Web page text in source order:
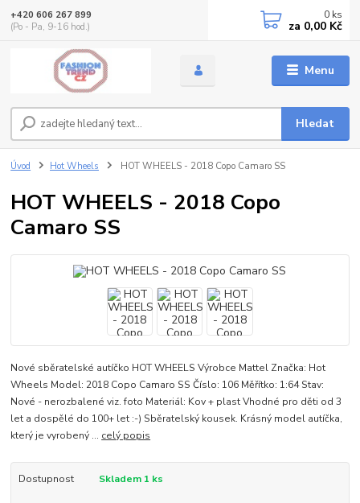
Menu
Hledat
+420 606 267 899
(Po - Pa, 9-16 hod.)
0 ks
za 0,00 Kč
Úvod Hot Wheels HOT WHEELS - 2018 Copo Camaro SS
HOT WHEELS - 2018 Copo
Camaro SS
Nové sběratelské autíčko HOT WHEELS Výrobce Mattel Značka: Hot
Wheels Model: 2018 Copo Camaro SS Číslo: 106 Měřítko: 1:64 Stav:
Nové - nerozbalené viz. foto Materiál: Kov + plast Vhodné pro děti od 3
let a dospělé do 100+ let :-) Sběratelský kousek. Krásný model autíčka,
který je vyrobený ... celý popis
Dostupnost Skladem 1 ks